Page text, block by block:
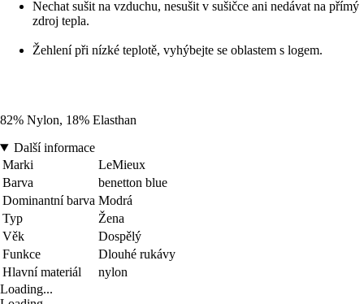
Nechat sušit na vzduchu, nesušit v sušičce ani nedávat na přímý
zdroj tepla.
Žehlení při nízké teplotě, vyhýbejte se oblastem s logem.
82% Nylon, 18% Elasthan
Další informace
Marki
LeMieux
Barva
benetton blue
Dominantní barva Modrá
Typ
Žena
Věk
Dospělý
Funkce
Dlouhé rukávy
Hlavní materiál
nylon
Loading...